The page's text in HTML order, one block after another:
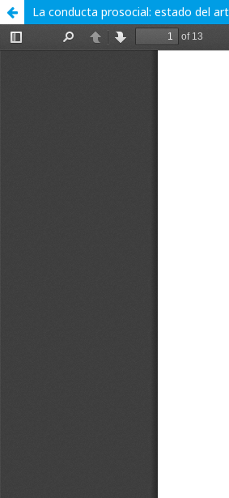
La conducta prosocial: estado del